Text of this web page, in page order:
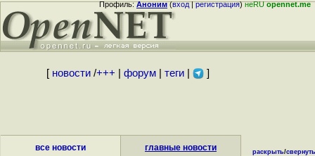
Профиль:Аноним(вход|регистрация)неRUopennet.me
[ новости/+++ форум| теги| ]
все новости главные новости раскрыть/свернуть